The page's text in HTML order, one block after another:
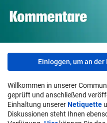
Einloggen, um an
Willkommen in unserer
geprüft und anschließend
Einhaltung unsererNetiquette
Diskussionen steht Ihnen